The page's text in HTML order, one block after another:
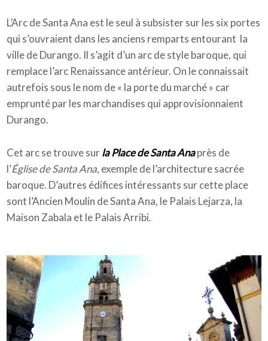
L’Arc de Santa Ana est le seul à subsister sur les six portes
qui s’ouvraient dans les anciens remparts entourant la
ville de Durango. Il s’agit d’un arc de style baroque, qui
remplace l’arc Renaissance antérieur. On le connaissait
autrefois sous le nom de « la porte du marché » car
emprunté par les marchandises qui approvisionnaient
Durango.
Cet arc se trouve surla Place de Santa Anaprès de
l’Église de Santa Ana, exemple de l’architecture sacrée
baroque. D’autres édifices intéressants sur cette place
sont l’Ancien Moulin de Santa Ana, le Palais Lejarza, la
Maison Zabala et le Palais Arribi.